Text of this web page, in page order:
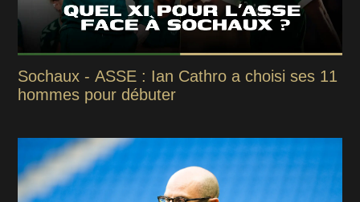
Sochaux - ASSE : Ian Cathro a choisi ses 11
hommes pour débuter